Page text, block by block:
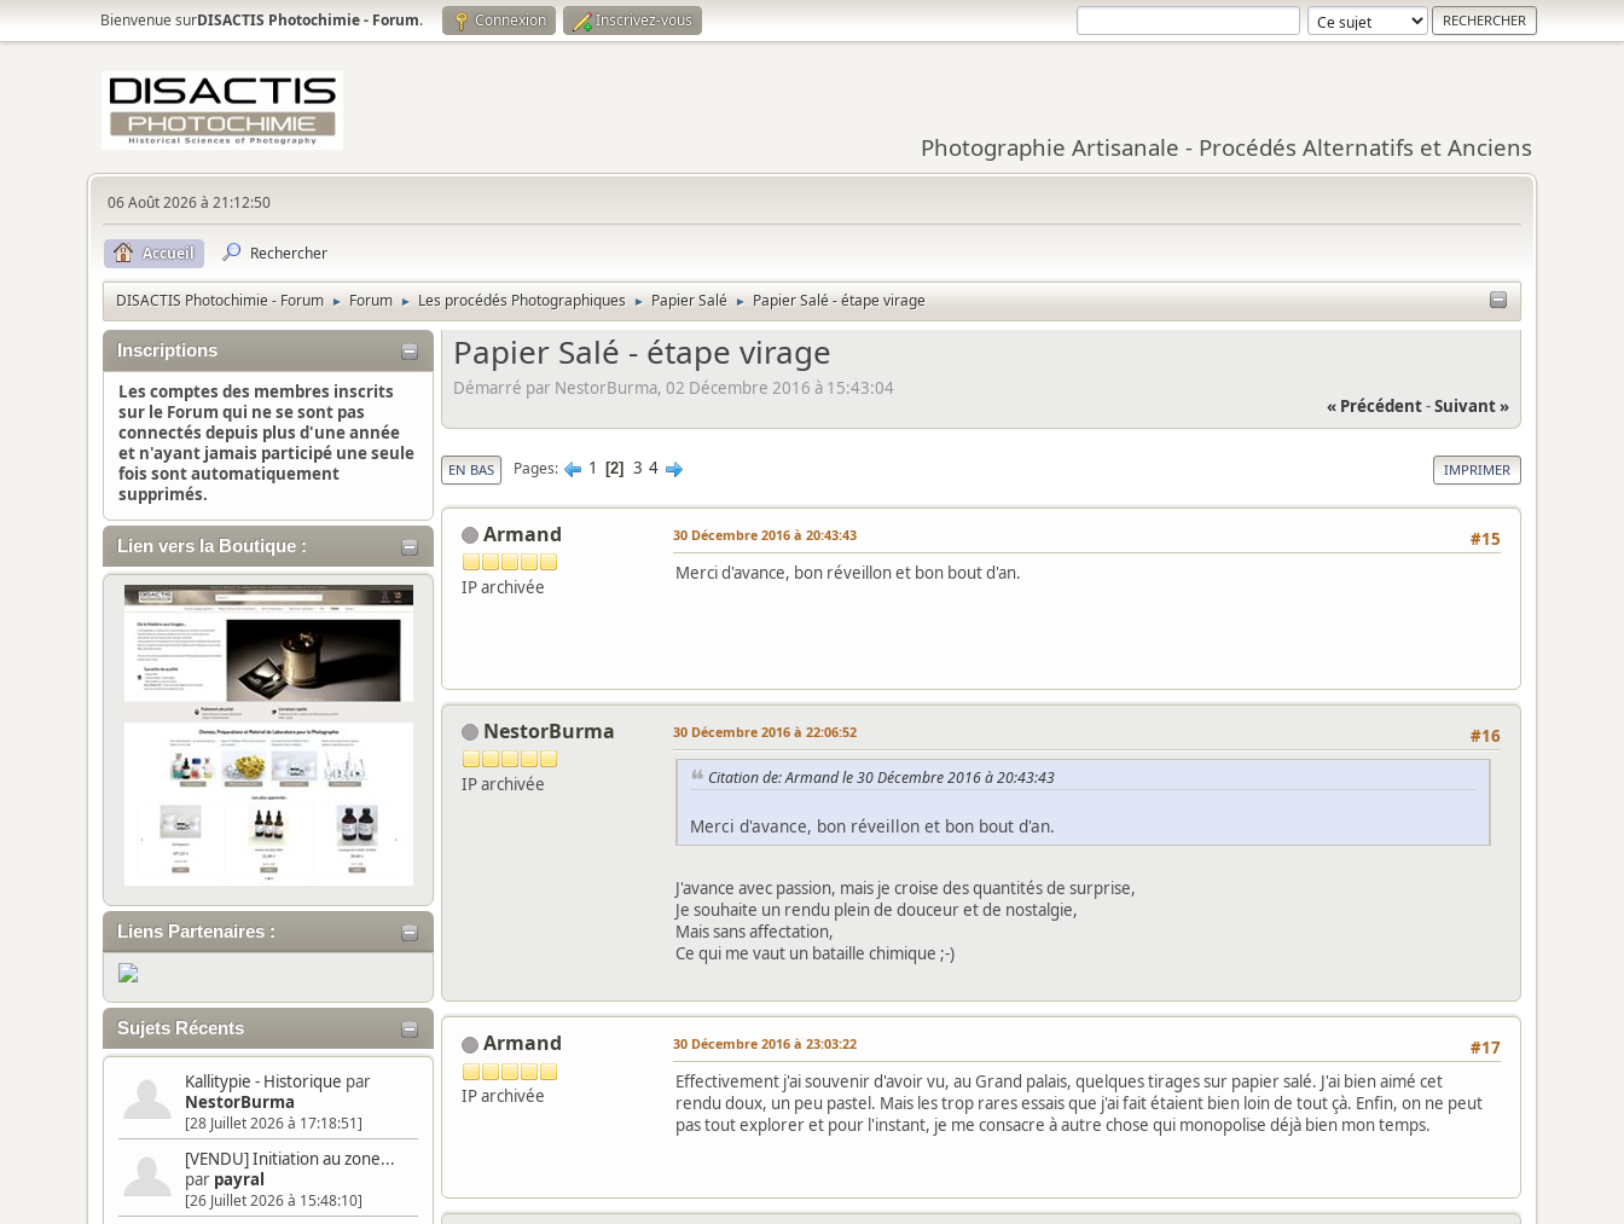
Bienvenue surDISACTIS Photochimie - Forum. Connexion Inscrivez-vous
Photographie Artisanale - Procédés Alternatifs et Anciens
06 Août 2026 à 21:12:50
Accueil Rechercher
DISACTIS Photochimie - Forum ► Forum ► Les procédés Photographiques ► Papier Salé ► Papier Salé - étape virage
Inscriptions
Les comptes des membres inscrits
sur le Forum qui ne se sont pas
connectés depuis plus d'une année
et n'ayant jamais participé une seule
fois sont automatiquement
supprimés.
Lien vers la Boutique :
Liens Partenaires :
Sujets Récents
Kallitypie - Historique par
NestorBurma
[28 Juillet 2026 à 17:18:51]
[VENDU] Initiation au zone...
par payral
[26 Juillet 2026 à 15:48:10]
Papier Salé - étape virage
Démarré par NestorBurma, 02 Décembre 2016 à 15:43:04
« Précédent-Suivant »
IMPRIMER
EN BAS Pages 1 2 3 4
Armand
IP archivée
#15
30 Décembre 2016 à 20:43:43
Merci d'avance, bon réveillon et bon bout d'an.
NestorBurma
IP archivée
#16
30 Décembre 2016 à 22:06:52
Citation de: Armand le 30 Décembre 2016 à 20:43:43
Merci d'avance, bon réveillon et bon bout d'an.
J'avance avec passion, mais je croise des quantités de surprise,
Je souhaite un rendu plein de douceur et de nostalgie,
Mais sans affectation,
Ce qui me vaut un bataille chimique ;-)
Armand
IP archivée
#17
30 Décembre 2016 à 23:03:22
Effectivement j'ai souvenir d'avoir vu, au Grand palais, quelques tirages sur papier salé. J'ai bien aimé cet
rendu doux, un peu pastel. Mais les trop rares essais que j'ai fait étaient bien loin de tout çà. Enfin, on ne peut
pas tout explorer et pour l'instant, je me consacre à autre chose qui monopolise déjà bien mon temps.